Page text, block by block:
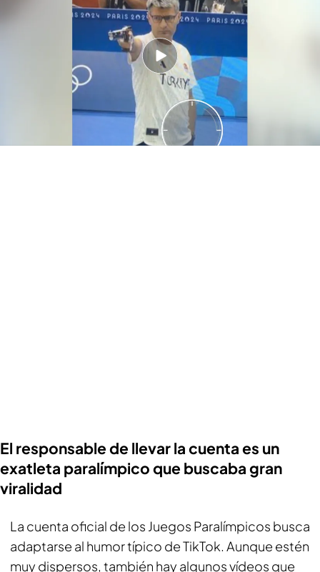
El responsable de llevar la cuenta es un
exatleta paralímpico que buscaba gran
viralidad
La cuenta oficial de los Juegos Paralímpicos busca
adaptarse al humor típico de TikTok. Aunque estén
muy dispersos, también hay algunos vídeos que